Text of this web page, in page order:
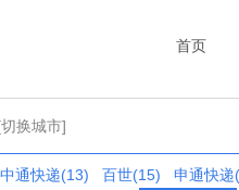
首页
换城市]
中通快递(13) 百世(15)
申通快递